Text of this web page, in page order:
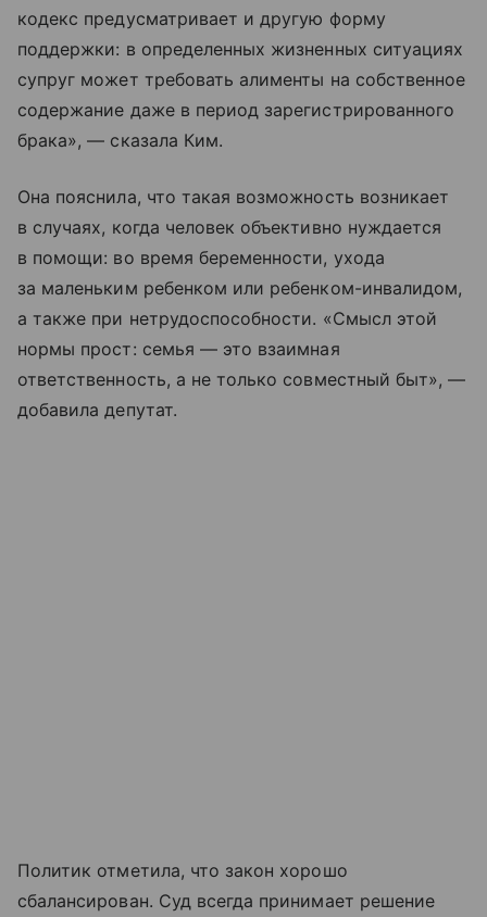
кодекс предусматривает и другую форму
поддержки: в определенных жизненных ситуациях
супруг может требовать алименты на собственное
содержание даже в период зарегистрированного
брака», — сказала Ким.
Она пояснила, что такая возможность возникает
в случаях, когда человек объективно нуждается
в помощи: во время беременности, ухода
за маленьким ребенком или ребенком-инвалидом,
а также при нетрудоспособности. «Смысл этой
нормы прост: семья — это взаимная
ответственность, а не только совместный быт», —
добавила депутат.
Политик отметила, что закон хорошо
сбалансирован. Суд всегда принимает решение